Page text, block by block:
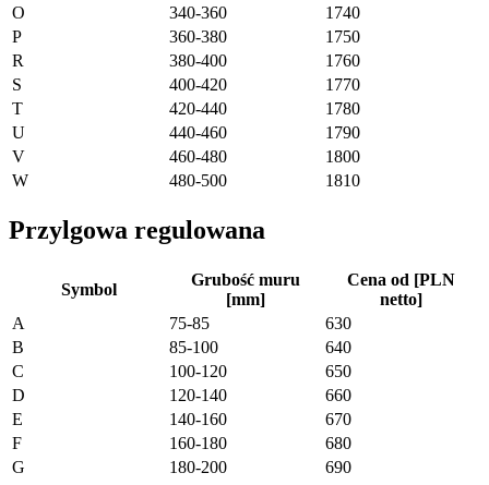
O
340-360
1740
P
360-380
1750
R
380-400
1760
S
400-420
1770
T
420-440
1780
U
440-460
1790
V
460-480
1800
W
480-500 1810
Przylgowa regulowana
Symbol
Grubość muru
[mm]
Cena od [PLN
netto]
A
75-85
630
B
85-100
640
C
100-120
650
D
120-140
660
E
140-160
670
F
160-180
680
G
180-200
690